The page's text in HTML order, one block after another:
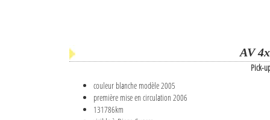
AV
Pick-
couleur blanche modèle 2005
première mise en circulation 2006
131786km